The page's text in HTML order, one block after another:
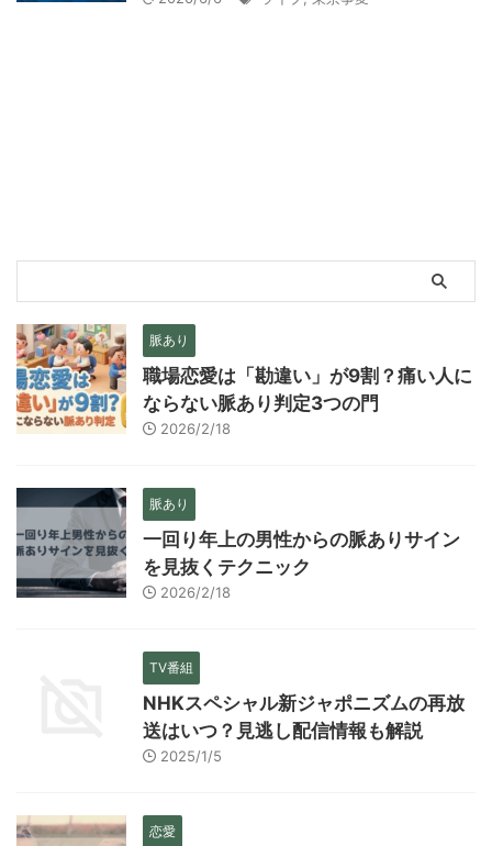
脈あり
職場恋愛は「勘違い」が9割？痛い人に
ならない脈あり判定3つの門
2026/2/18
脈あり
一回り年上の男性からの脈ありサイン
を見抜くテクニック
2026/2/18
TV番組
NHKスペシャル新ジャポニズムの再放
送はいつ？見逃し配信情報も解説
2025/1/5
恋愛